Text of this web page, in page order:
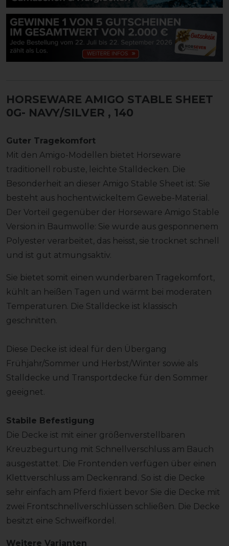
HORSEWARE AMIGO STABLE SHEET
0G- NAVY/SILVER , 140
Guter Tragekomfort
Mit den Amigo-Modellen bietet Horseware
traditionell robuste, leichte Stalldecken. Die
Besonderheit an dieser Amigo Stable Sheet ist: Sie
besteht aus hochentwickeltem Gewebe-Material.
Der Vorteil gegenüber der Horseware Amigo Stable
Version in Baumwolle: Sie wurde aus gesponnenem
Polyester verarbeitet, das heisst, sie trocknet schnell
und ist gut atmungsaktiv.
Sie bietet somit einen wunderbaren Tragekomfort,
kühlt an heißen Tagen und wärmt bei moderaten
Temperaturen. Die Stalldecke ist klassisch
geschnitten.
Diese Decke ist ideal für den Übergang
Frühjahr/Sommer und Herbst/Winter sowie als
Stalldecke und Transportdecke für den Sommer
geeignet.
Stabile Befestigung
Die Decke ist mit einer größenverstellbaren
Kreuzbegurtung mit Schnellverschluss am Bauch
ausgestattet. Die Frontenden verfügen über einen
Klettverschluss am Deckenrand. So ist die Decke
sehr einfach am Pferd fixiert bevor Sie die Decke mit
zwei Frontschnellverschlüssen schließen. Die Decke
besitzt eine Schweifkordel.
Weitere Varianten